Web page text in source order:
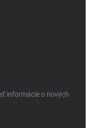
informácie o nových